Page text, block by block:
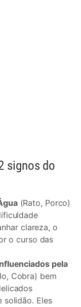
signos do
(Rato, Porco)
clareza, o
o curso das
pela
Cobra) bem
solidão. Eles